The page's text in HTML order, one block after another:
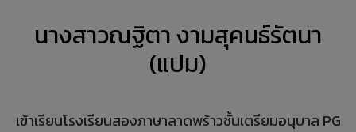
นางสาวณฐิตา งามสุคนธ์รัตนา
(แปม)
เข้าเรียนโรงเรียนสองภาษาลาดพร้าวชั้นเตรียมอนุบาล PG